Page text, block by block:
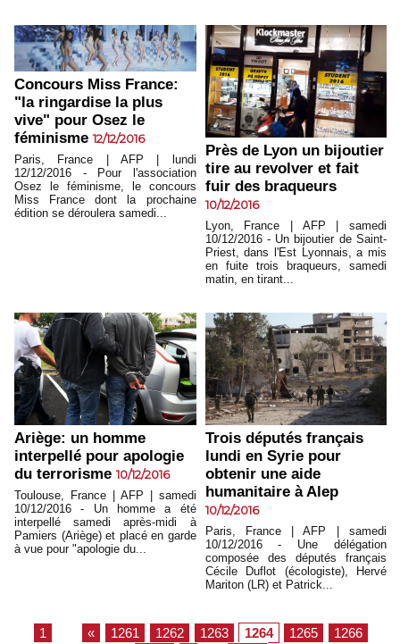
Concours Miss France:
"la ringardise la plus
vive" pour Osez le
féminisme 12/12/2016
Paris, France | AFP | lundi
12/12/2016 - Pour l'association
Osez le féminisme, le concours
Miss France dont la prochaine
édition se déroulera samedi...
Près de Lyon un bijoutier
tire au revolver et fait
fuir des braqueurs
10/12/2016
Lyon, France | AFP | samedi
10/12/2016 - Un bijoutier de Saint-
Priest, dans l'Est Lyonnais, a mis
en fuite trois braqueurs, samedi
matin, en tirant...
Ariège: un homme
interpellé pour apologie
du terrorisme 10/12/2016
Toulouse, France | AFP | samedi
10/12/2016 - Un homme a été
interpellé samedi après-midi à
Pamiers (Ariège) et placé en garde
à vue pour "apologie du...
Trois députés français
lundi en Syrie pour
obtenir une aide
humanitaire à Alep
10/12/2016
Paris, France | AFP | samedi
10/12/2016 - Une délégation
composée des députés français
Cécile Duflot (écologiste), Hervé
Mariton (LR) et Patrick...
1 « 1261 1262 1263 1264 1265
1266